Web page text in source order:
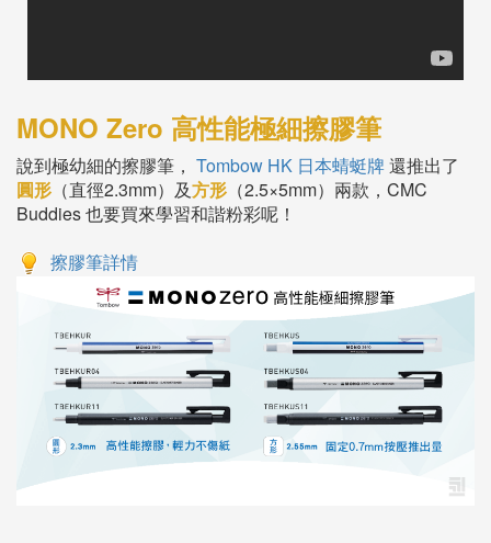
MONO Zero 高性能極細擦膠筆
說到極幼細的擦膠筆， Tombow HK 日本蜻蜓牌還推出了
圓形 （直徑2.3mm）及方形 （2.5×5mm）兩款，CMC
Buddies 也要買來學習和諧粉彩呢！
擦膠筆詳情